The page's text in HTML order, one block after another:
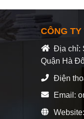
CÔNG
Địa chỉ:
Quận Hà
Điện
Email: